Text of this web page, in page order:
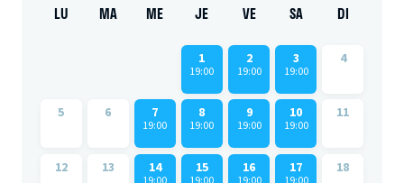
LU MA ME JE VE SA DI
1
19:00
2
19:00
3
19:00
4
5 6 7
19:00
8
19:00
9
19:00
10
19:00
11
12 13 14 15 16 17 18